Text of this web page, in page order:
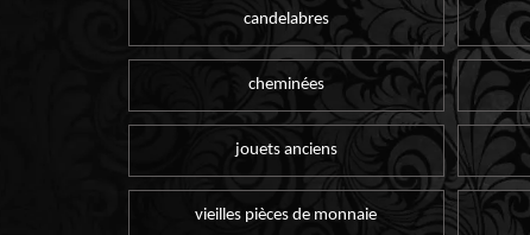
candelabres
cheminées
jouets anciens
vieilles pièces de monnaie